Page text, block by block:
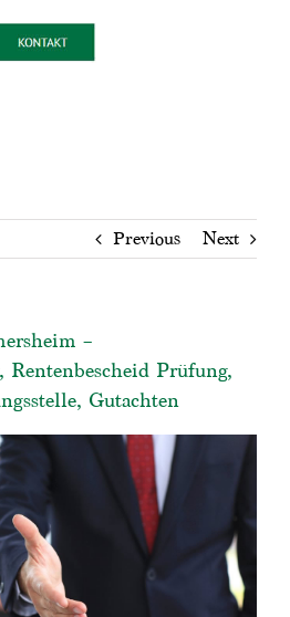
Previous Next
–
Rentenbescheid Prüfung,
Gutachten